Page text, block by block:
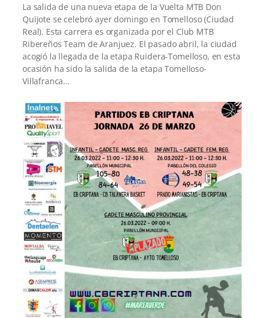
La salida de una nueva etapa de la Vuelta MTB Don
Quijote se celebró ayer domingo en Tomelloso (Ciudad
Real). Esta carrera es organizada por el Club MTB
Ribereños Team de Aranjuez. El pasado abril, la ciudad
acogió la llegada de la etapa Ruidera-Tomelloso, en esta
ocasión ha sido la salida de la etapa Tomelloso-
Villafranca…